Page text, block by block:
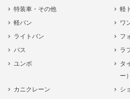
特装車・その他
軽
軽バン
ワ
ライトバン
フ
バス
ラ
ユンボ
タ
ー）
カニクレーン
シ